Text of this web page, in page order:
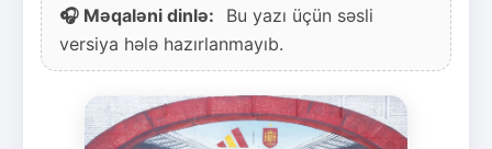
🎧 Məqaləni dinlə:
Bu yazı üçün səsli
versiya hələ hazırlanmayıb.